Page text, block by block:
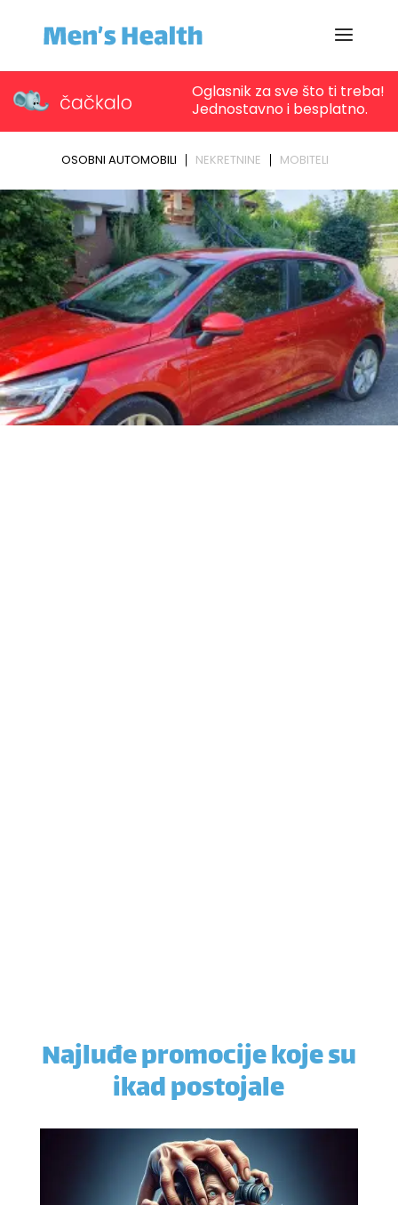
Najluđe promocije koje su
ikad postojale